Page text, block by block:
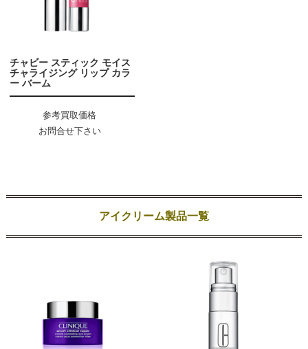
チャビー スティック モイス
チャライジング リップ カラ
ー バーム
参考買取価格
お問合せ下さい
アイクリーム製品一覧